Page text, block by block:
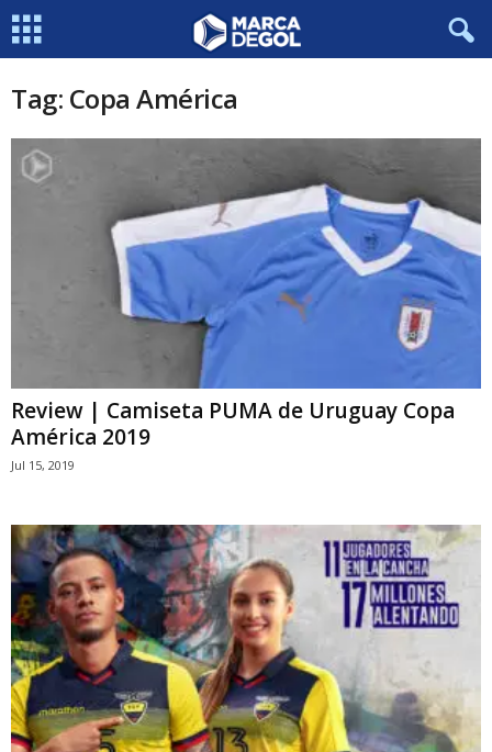
Tag: Copa América
Review | Camiseta PUMA de Uruguay Copa
América 2019
Jul 15, 2019